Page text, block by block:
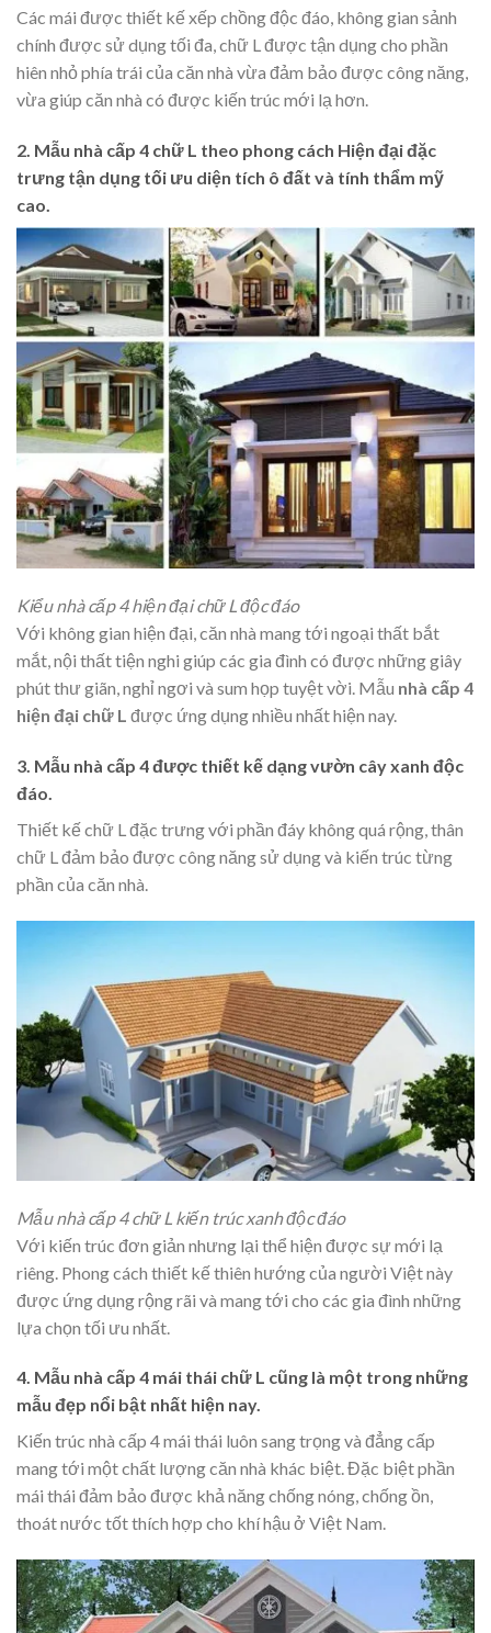
Các mái được thiết kế xếp chồng độc đáo, không gian sảnh
chính được sử dụng tối đa, chữ L được tận dụng cho phần
hiên nhỏ phía trái của căn nhà vừa đảm bảo được công năng,
vừa giúp căn nhà có được kiến trúc mới lạ hơn.
2. Mẫu nhà cấp 4 chữ L theo phong cách Hiện đại đặc
trưng tận dụng tối ưu diện tích ô đất và tính thẩm mỹ
cao.
Kiểu nhà cấp 4 hiện đại chữ L độc đáo
Với không gian hiện đại, căn nhà mang tới ngoại thất bắt
mắt, nội thất tiện nghi giúp các gia đình có được những giây
phút thư giãn, nghỉ ngơi và sum họp tuyệt vời. Mẫu nhà cấp 4
hiện đại chữ L được ứng dụng nhiều nhất hiện nay.
3. Mẫu nhà cấp 4 được thiết kế dạng vườn cây xanh độc
đáo.
Thiết kế chữ L đặc trưng với phần đáy không quá rộng, thân
chữ L đảm bảo được công năng sử dụng và kiến trúc từng
phần của căn nhà.
Mẫu nhà cấp 4 chữ L kiến trúc xanh độc đáo
Với kiến trúc đơn giản nhưng lại thể hiện được sự mới lạ
riêng. Phong cách thiết kế thiên hướng của người Việt này
được ứng dụng rộng rãi và mang tới cho các gia đình những
lựa chọn tối ưu nhất.
4. Mẫu nhà cấp 4 mái thái chữ L cũng là một trong những
mẫu đẹp nổi bật nhất hiện nay.
Kiến trúc nhà cấp 4 mái thái luôn sang trọng và đẳng cấp
mang tới một chất lượng căn nhà khác biệt. Đặc biệt phần
mái thái đảm bảo được khả năng chống nóng, chống ồn,
thoát nước tốt thích hợp cho khí hậu ở Việt Nam.